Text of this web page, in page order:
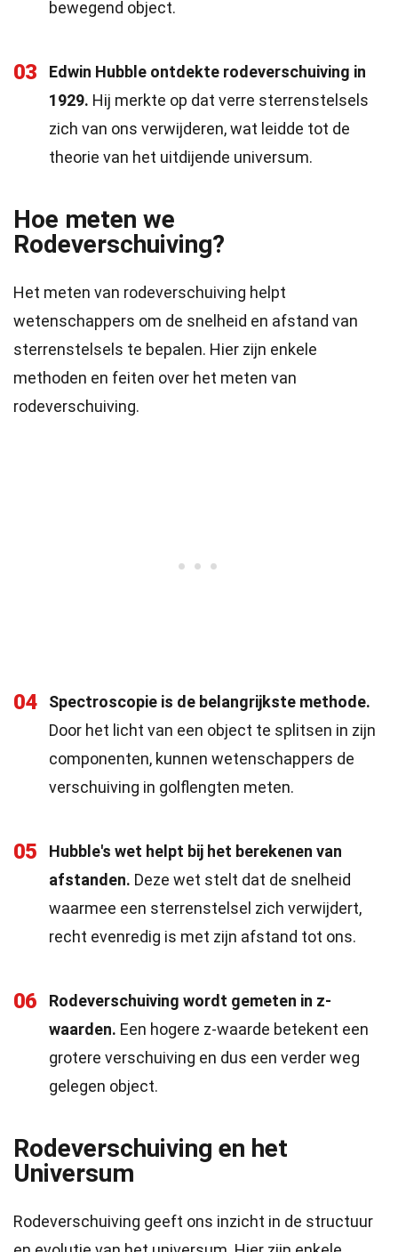
bewegend object.
03
Edwin Hubble ontdekte rodeverschuiving in
1929. Hij merkte op dat verre sterrenstelsels
zich van ons verwijderen, wat leidde tot de
theorie van het uitdijende universum.
Hoe meten we
Rodeverschuiving?
Het meten van rodeverschuiving helpt
wetenschappers om de snelheid en afstand van
sterrenstelsels te bepalen. Hier zijn enkele
methoden en feiten over het meten van
rodeverschuiving.
04
Spectroscopie is de belangrijkste methode.
Door het licht van een object te splitsen in zijn
componenten, kunnen wetenschappers de
verschuiving in golflengten meten.
05
Hubble's wet helpt bij het berekenen van
afstanden. Deze wet stelt dat de snelheid
waarmee een sterrenstelsel zich verwijdert,
recht evenredig is met zijn afstand tot ons.
06
Rodeverschuiving wordt gemeten in z-
waarden. Een hogere z-waarde betekent een
grotere verschuiving en dus een verder weg
gelegen object.
Rodeverschuiving en het
Universum
Rodeverschuiving geeft ons inzicht in de structuur